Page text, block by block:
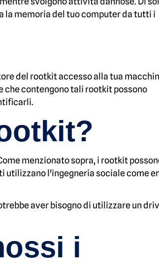
la memoria del tuo computer da tutti i
del rootkit accesso alla tua
che contengono tali rootkit possono
menzionato sopra, i rootkit
l'ingegneria sociale come
aver bisogno di utilizzare un
i